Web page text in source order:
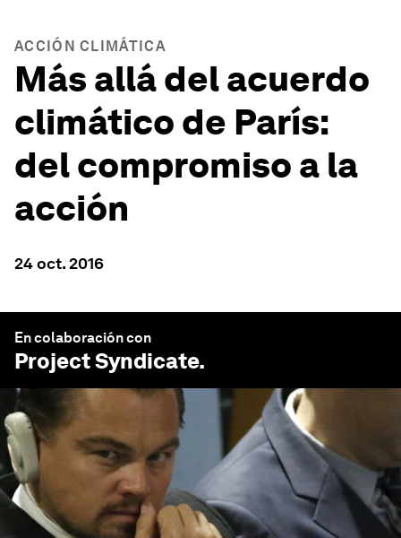
ACCIÓN CLIMÁTICA
Más allá del acuerdo
climático de París:
del compromiso a la
acción
24 oct. 2016
En colaboración con
Project Syndicate.